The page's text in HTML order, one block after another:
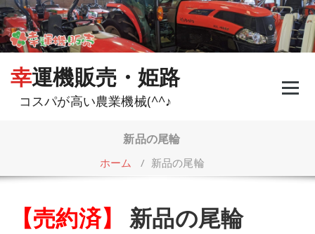
コ
ン
テ
ン
幸運機販売・姫路
コスパが高い農業機械(^^♪
新品の尾輪
ホーム / 新品の尾輪
【売約済】 新品の尾輪